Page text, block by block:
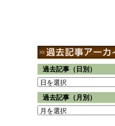
過去記事（日別）
過去記事（月別）